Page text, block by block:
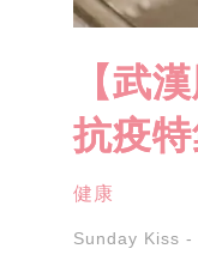
【武
抗疫
健康
Sunday Kiss